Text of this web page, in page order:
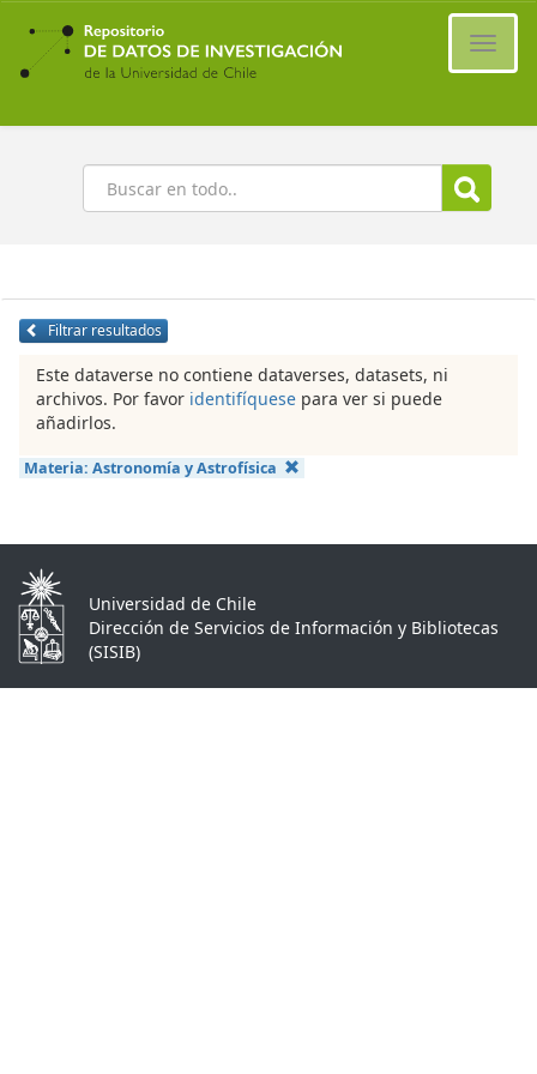
Ir
contenido
principal
Buscar
Filtrar resultados
Este dataverse no contiene dataverses, datasets, ni
archivos. Por favor identifíquese para ver si puede
añadirlos.
Materia: Astronomía y Astrofísica
Universidad de Chile
Dirección de Servicios de Información y Bibliotecas
(SISIB)